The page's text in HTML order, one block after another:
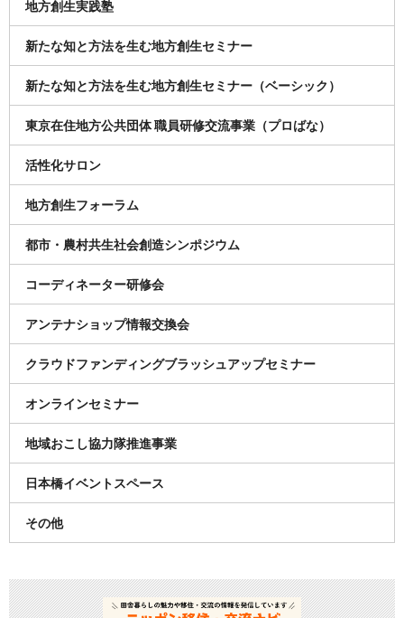
地方創生実践塾
新たな知と方法を生む地方創生セミナー
新たな知と方法を生む地方創生セミナー（ベーシック）
東京在住地方公共団体 職員研修交流事業（プロばな）
活性化サロン
地方創生フォーラム
都市・農村共生社会創造シンポジウム
コーディネーター研修会
アンテナショップ情報交換会
クラウドファンディングブラッシュアップセミナー
オンラインセミナー
地域おこし協力隊推進事業
日本橋イベントスペース
その他